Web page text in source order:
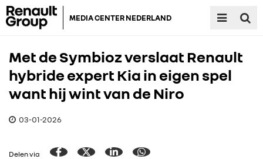
MEDIA CENTER NEDERLAND
Met de Symbioz verslaat Renault
hybride expert Kia in eigen spel
want hij wint van de Niro
03-01-2026
Delen via